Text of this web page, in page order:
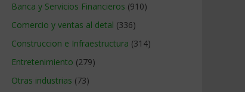
Banca y Servicios Financieros (910)
Comercio y ventas al detal (336)
Construccion e Infraestructura (314)
Entretenimiento (279)
Otras industrias (73)